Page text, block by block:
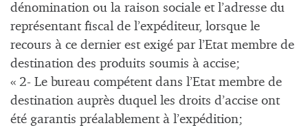
dénomination ou la raison sociale et l’adresse du
représentant fiscal de l’expéditeur, lorsque le
recours à ce dernier est exigé par l’Etat membre de
destination des produits soumis à accise;
« 2- Le bureau compétent dans l’Etat membre de
destination auprès duquel les droits d’accise ont
été garantis préalablement à l’expédition;